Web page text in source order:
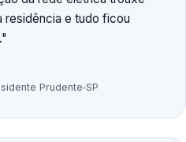
residência e tudo ficou
Prudente‑SP